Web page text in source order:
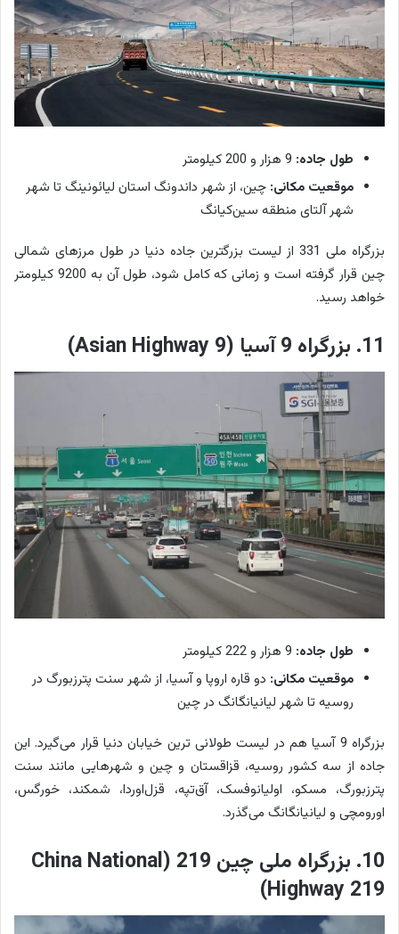
طول جاده:
موقعیت مکانی: چین، از شهر داندونگ استان لیائونینگ تا شهر
شهر آلتای منطقه سین‌کیانگ
بزرگراه ملی 331 از لیست بزرگترین جاده دنیا در طول مرزهای شمالی
چین قرار گرفته است و زمانی که کامل شود، طول آن به 9200 کیلومتر
خواهد رسید.
11. بزرگراه 9 آسیا (Asian Highway 9)
طول جاده:
موقعیت مکانی: دو قاره اروپا و آسیا، از شهر سنت پترزبورگ در
روسیه تا شهر لیانیانگانگ در چین
بزرگراه 9 آسیا هم در لیست طولانی ترین خیابان دنیا قرار می‌گیرد. این
جاده از سه کشور روسیه، قزاقستان و چین و شهرهایی مانند سنت
پترزبورگ، مسکو، اولیانوفسک، آق‌تپه، قزل‌اوردا، شمکند، خورگس،
اورومچی و لیانیانگانگ می‌گذرد.
10. بزرگراه ملی چین 219 (China National
Highway 219)